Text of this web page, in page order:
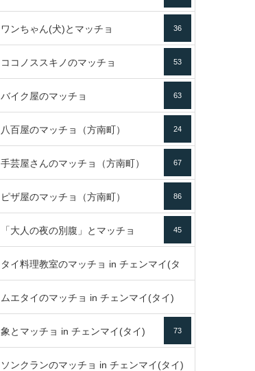
ワンちゃん(犬)とマッチョ 36
ココノススキノのマッチョ 53
バイク屋のマッチョ 63
八百屋のマッチョ（方南町） 24
手芸屋さんのマッチョ（方南町） 67
ピザ屋のマッチョ（方南町） 86
「大人の夜の別腹」とマッチョ 45
タイ料理教室のマッチョ in チェンマイ(タ
イ)
ムエタイのマッチョ in チェンマイ(タイ)
79
象とマッチョ in チェンマイ(タイ) 73
ソンクランのマッチョ in チェンマイ(タイ)